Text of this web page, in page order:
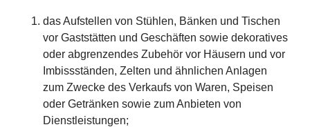
das Aufstellen von Stühlen, Bänken und Tischen
vor Gaststätten und Geschäften sowie dekoratives
oder abgrenzendes Zubehör vor Häusern und vor
Imbissständen, Zelten und ähnlichen Anlagen
zum Zwecke des Verkaufs von Waren, Speisen
oder Getränken sowie zum Anbieten von
Dienstleistungen;